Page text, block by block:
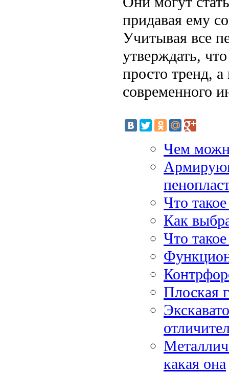
придавая ему
Учитывая все
утверждать,
просто тренд,
современного
Чем
Что
Как
Что
Плоская
какая она